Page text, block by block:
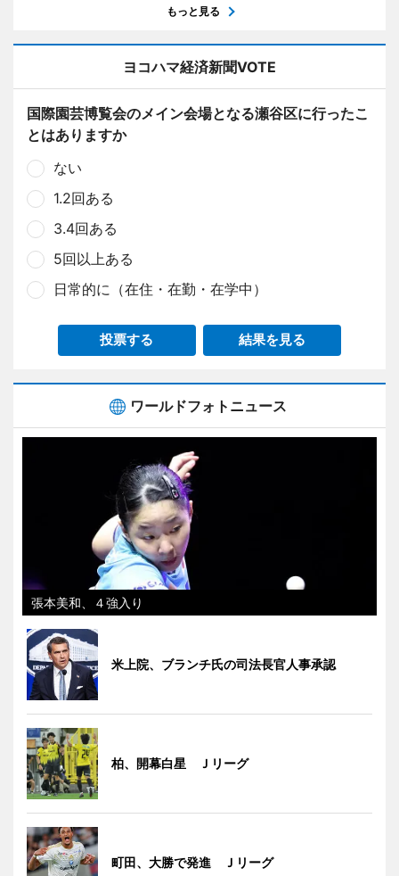
もっと見る
ヨコハマ経済新聞VOTE
国際園芸博覧会のメイン会場となる瀬谷区に行ったこ
とはありますか
ない
1.2回ある
3.4回ある
5回以上ある
日常的に（在住・在勤・在学中）
投票する 結果を見る
ワールドフォトニュース
張本美和、４強入り
米上院、ブランチ氏の司法長官人事承認
柏、開幕白星 Ｊリーグ
町田、大勝で発進 Ｊリーグ